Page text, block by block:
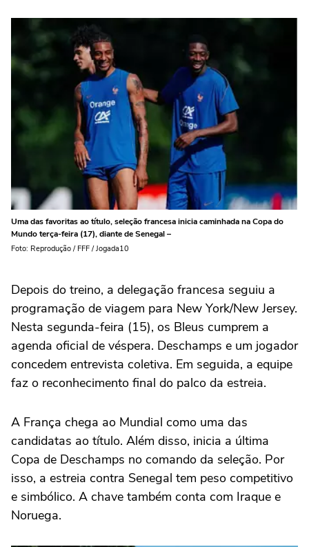
Uma das favoritas ao título, seleção francesa inicia caminhada na Copa do
Mundo terça-feira (17), diante de Senegal –
Foto: Reprodução / FFF / Jogada10
Depois do treino, a delegação francesa seguiu a
programação de viagem para New York/New Jersey.
Nesta segunda-feira (15), os Bleus cumprem a
agenda oficial de véspera. Deschamps e um jogador
concedem entrevista coletiva. Em seguida, a equipe
faz o reconhecimento final do palco da estreia.
A França chega ao Mundial como uma das
candidatas ao título. Além disso, inicia a última
Copa de Deschamps no comando da seleção. Por
isso, a estreia contra Senegal tem peso competitivo
e simbólico. A chave também conta com Iraque e
Noruega.